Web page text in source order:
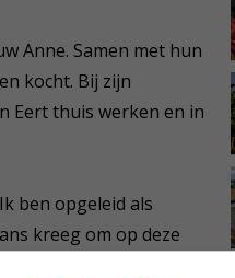
Anne. Samen met hun
kocht. Bij zijn
Eert thuis werken en in
ben opgeleid als
kreeg om op deze
kalveren af te leveren